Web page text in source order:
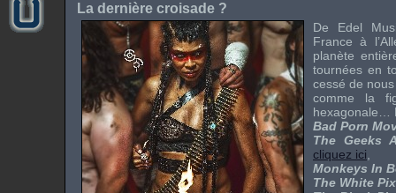
La dernière croisade ?
De Edel
France à
planète
tournées en
cessé de
comme la
hexagonale…
Bad Porn
The Geeks
cliquez ici
Monkeys In
The White